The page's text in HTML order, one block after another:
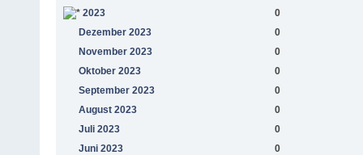
2023
0
Dezember 2023
0
November 2023
0
Oktober 2023
0
September 2023
0
August 2023
0
Juli 2023
0
Juni 2023
0